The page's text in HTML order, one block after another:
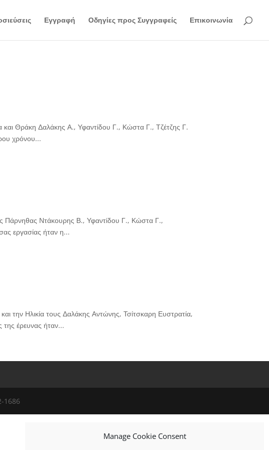
Manage Cookie Consent
Εγγραφή Οδηγίες προς Συγγραφείς Επικοινωνία
και Θράκη Δαλάκης Α., Υφαντίδου Γ., Κώστα Γ., Τζέτζης Γ.
χρόνου...
Πάρνηθας Ντάκουρης Β., Υφαντίδου Γ., Κώστα Γ.,
εργασίας ήταν η...
την Ηλικία τους Δαλάκης Αντώνης, Τσίτσκαρη Ευστρατία,
έρευνας ήταν...
1686